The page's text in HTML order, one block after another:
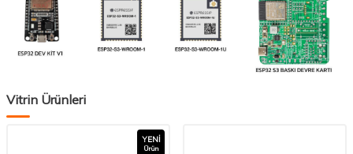
Vitrin Ürünleri
YENI
Ürün